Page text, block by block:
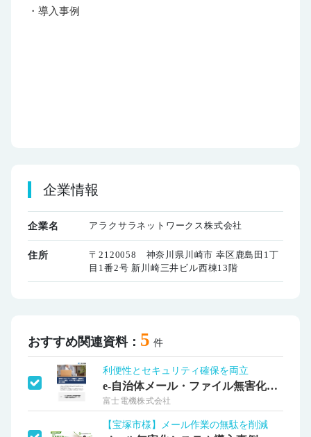
・導入事例
企業情報
企業名 アラクサラネットワークス株式会社
住所
〒2120058 神奈川県川崎市 幸区鹿島田1丁
目1番2号 新川崎三井ビル西棟13階
おすすめ関連資料： 5 件
利便性とセキュリティ確保を両立
e-自治体メール・ファイル無害化サービス
富士電機株式会社
【宝塚市様】メール作業の無駄を削減